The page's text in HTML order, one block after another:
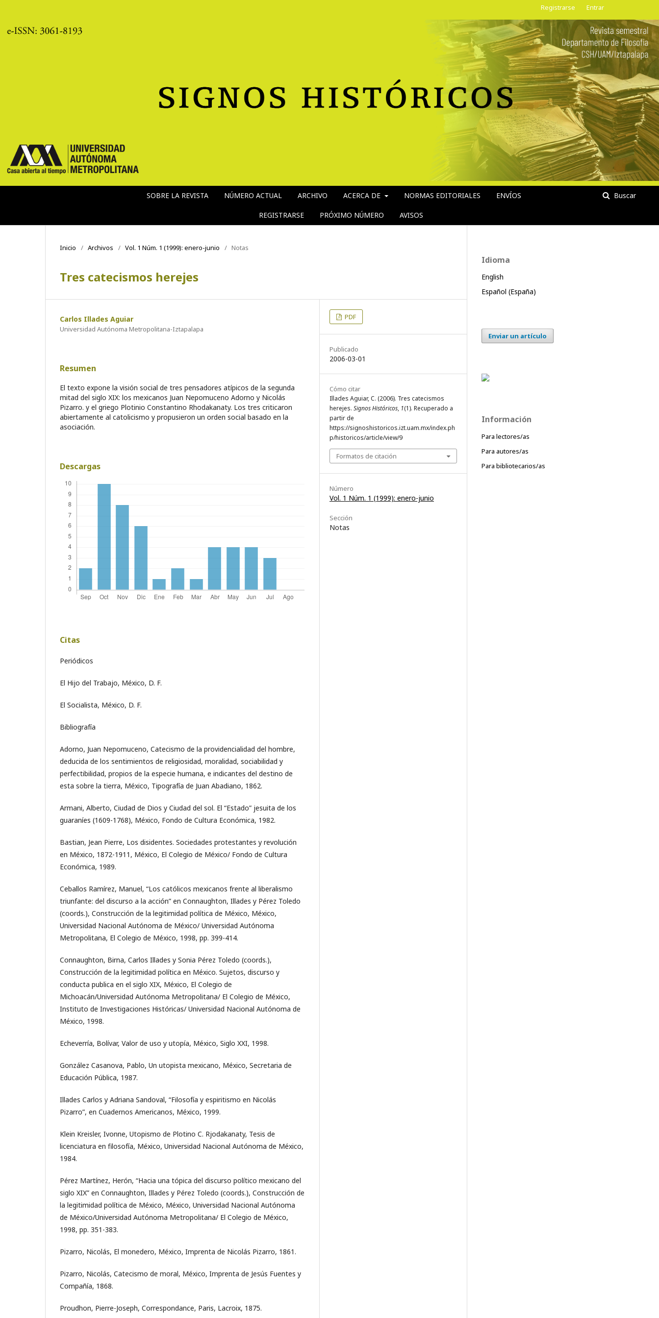
SOBRE LA REVISTA NÚMERO ACTUAL ARCHIVO ACERCA DE NORMAS EDITORIALES ENVÍOS
REGISTRARSE PRÓXIMO NÚMERO AVISOS
Buscar
Registrarse Entrar
Inicio / Archivos / Vol. 1 Núm. 1 (1999): enero-junio / Notas
Tres catecismos herejes
Carlos Illades Aguiar
Universidad Autónoma Metropolitana-Iztapalapa
Resumen
El texto expone la visión social de tres pensadores atípicos de la segunda
mitad del siglo XIX: los mexicanos Juan Nepomuceno Adorno y Nicolás
Pizarro. y el griego Plotinio Constantino Rhodakanaty. Los tres criticaron
abiertamente al catolicismo y propusieron un orden social basado en la
asociación.
Descargas
Citas
Periódicos
El Hijo del Trabajo, México, D. F.
El Socialista, México, D. F.
Bibliografía
Adorno, Juan Nepomuceno, Catecismo de la providencialidad del hombre,
deducida de los sentimientos de religiosidad, moralidad, sociabilidad y
perfectibilidad, propios de la especie humana, e indicantes del destino de
esta sobre la tierra, México, Tipografía de Juan Abadiano, 1862.
Armani, Alberto, Ciudad de Dios y Ciudad del sol. El “Estado” jesuita de los
guaraníes (1609-1768), México, Fondo de Cultura Económica, 1982.
Bastian, Jean Pierre, Los disidentes. Sociedades protestantes y revolución
en México, 1872-1911, México, El Colegio de México/ Fondo de Cultura
Económica, 1989.
Ceballos Ramírez, Manuel, “Los católicos mexicanos frente al liberalismo
triunfante: del discurso a la acción” en Connaughton, Illades y Pérez Toledo
(coords.), Construcción de la legitimidad política de México, México,
Universidad Nacional Autónoma de México/ Universidad Autónoma
Metropolitana, El Colegio de México, 1998, pp. 399-414.
Connaughton, Birna, Carlos Illades y Sonia Pérez Toledo (coords.),
Construcción de la legitimidad política en México. Sujetos, discurso y
conducta publica en el siglo XIX, México, El Colegio de
Michoacán/Universidad Autónoma Metropolitana/ El Colegio de México,
Instituto de Investigaciones Históricas/ Universidad Nacional Autónoma de
México, 1998.
Echeverría, Bolívar, Valor de uso y utopía, México, Siglo XXI, 1998.
González Casanova, Pablo, Un utopista mexicano, México, Secretaria de
Educación Pública, 1987.
Illades Carlos y Adriana Sandoval, “Filosofía y espiritismo en Nicolás
Pizarro”, en Cuadernos Americanos, México, 1999.
Klein Kreisler, Ivonne, Utopismo de Plotino C. Rjodakanaty, Tesis de
licenciatura en filosofía, México, Universidad Nacional Autónoma de México,
1984.
Pérez Martínez, Herón, “Hacia una tópica del discurso político mexicano del
siglo XIX” en Connaughton, Illades y Pérez Toledo (coords.), Construcción de
la legitimidad política de México, México, Universidad Nacional Autónoma
de México/Universidad Autónoma Metropolitana/ El Colegio de México,
1998, pp. 351-383.
Pizarro, Nicolás, El monedero, México, Imprenta de Nicolás Pizarro, 1861.
Pizarro, Nicolás, Catecismo de moral, México, Imprenta de Jesús Fuentes y
Compañía, 1868.
Proudhon, Pierre-Joseph, Correspondance, Paris, Lacroix, 1875.
PDF
Publicado
2006-03-01
Cómo citar
Illades Aguiar, C. (2006). Tres catecismos
herejes. Signos Históricos, 1(1). Recuperado a
partir de
https://signoshistoricos.izt.uam.mx/index.ph
p/historicos/article/view/9
Formatos de citación
Número
Vol. 1 Núm. 1 (1999): enero-junio
Sección
Notas
Idioma
English
Español (España)
Enviar un artículo
Información
Para lectores/as
Para autores/as
Para bibliotecarios/as